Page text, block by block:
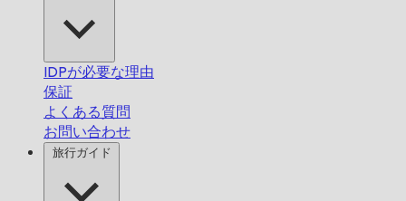
IDPが必要な理由
保証
よくある質問
お問い合わせ
旅行ガイド